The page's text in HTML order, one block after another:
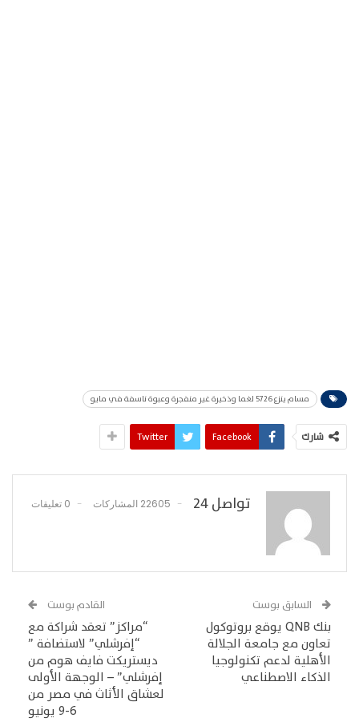
مسام ينزع 5726 لغما وذخيرة غير منفجرة وعبوة ناسفة في مايو
شارك Facebook
Twitter
تواصل 24 22605 المشاركات 0 تعليقات
السابق بوست
بنك QNB يوقع بروتوكول
تعاون مع جامعة الجلالة
الأهلية لدعم تكنولوجيا
الذكاء الاصطناعي
القادم بوست
“مراكز” تعقد شراكة مع
“إفرشلي” لاستضافة ”
ديستريكت فايف هوم من
إفرشلي” – الوجهة الأولى
لعشاق الأثاث في مصر من
6-9 يونيو